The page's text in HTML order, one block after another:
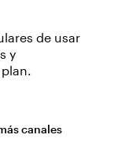
de usar
y
canales